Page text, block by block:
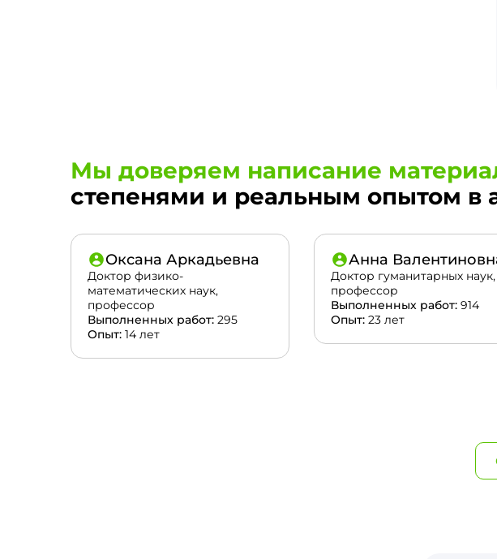
Мы доверяем написание
степенями и реальным опытом в
Оксана Аркадьевна
Доктор физико-
математических наук,
профессор
Выполненных работ: 295
Опыт: 14 лет
Анна
Доктор гуманитарных наук,
профессор
Выполненных работ: 914
Опыт: 23 лет